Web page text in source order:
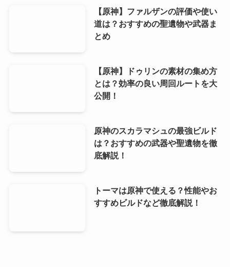
【原神】ファルザンの評価や使い
道は？おすすめの聖遺物や武器ま
とめ
【原神】ドゥリンの素材の集め方
とは？効率の良い周回ルートを大
公開！
原神のスカラマシュの最強ビルド
は？おすすめの武器や聖遺物を徹
底解説！
トーマは原神で使える？性能やお
すすめビルドなど徹底解説！